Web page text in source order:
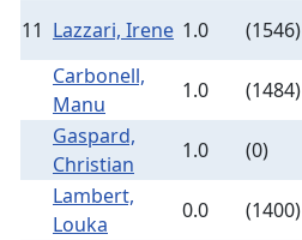
11 Lazzari, Irene 1.0 (1546)
Carbonell,
Manu
1.0 (1484)
Gaspard,
Christian
1.0 (0)
Lambert,
Louka
0.0 (1400)